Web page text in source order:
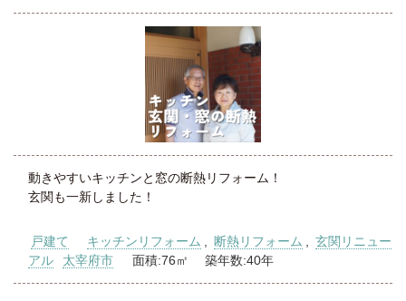
動きやすいキッチンと窓の断熱リフォーム！
玄関も一新しました！
戸建て キッチンリフォーム 断熱リフォーム
玄関リニュー
アル
太宰府市 面積:76㎡ 築年数:40年